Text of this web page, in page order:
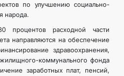
по улучшению социально-
народа.
процентов расходной части
направляются на обеспечение
здравоохранения,
коммунального фонда
заработных плат, пенсий,